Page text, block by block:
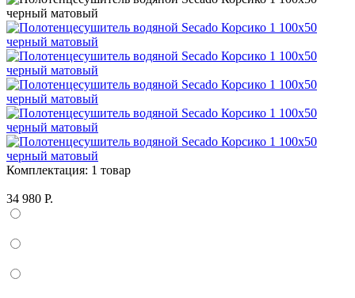
Комплектация: 1 товар
34 980 Р.